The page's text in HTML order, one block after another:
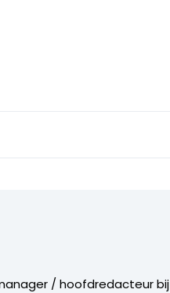
/ hoofdredacteur bij